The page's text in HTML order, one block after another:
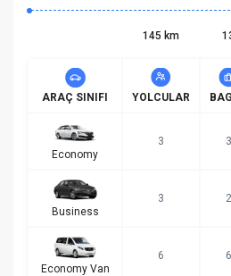
145 km
ARAÇ SINIFI YOLCULAR
Economy
3 3
Business
3 2
Economy Van
6 6